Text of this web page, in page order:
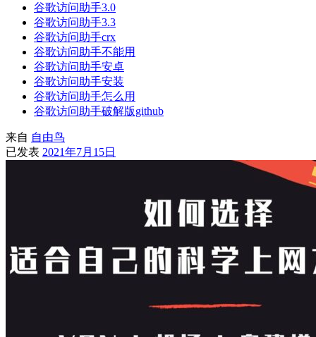
谷歌访问助手3.0
谷歌访问助手3.3
谷歌访问助手crx
谷歌访问助手不能用
谷歌访问助手安卓
谷歌访问助手安装
谷歌访问助手怎么用
谷歌访问助手破解版github
来自 自由鸟
已发表 2021年7月15日